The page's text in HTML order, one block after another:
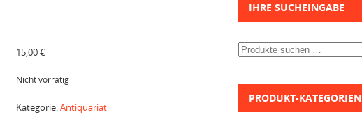
15,00€
Nicht vorrätig
Kategorie:Antiquariat
IHRE SUCHEINGABE
Suchen
nach:
PRODUKT-KATEGORIEN